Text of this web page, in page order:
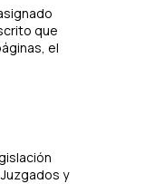
que
el
y